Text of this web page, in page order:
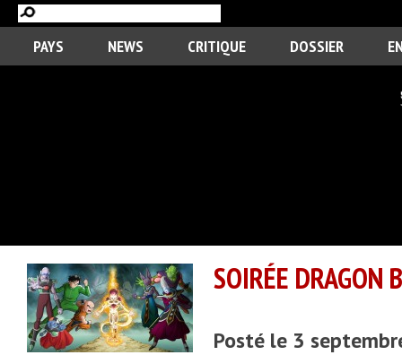
PAYS NEWS CRITIQUE DOSSIER
SOIRÉE DRAGON
Posté le 3